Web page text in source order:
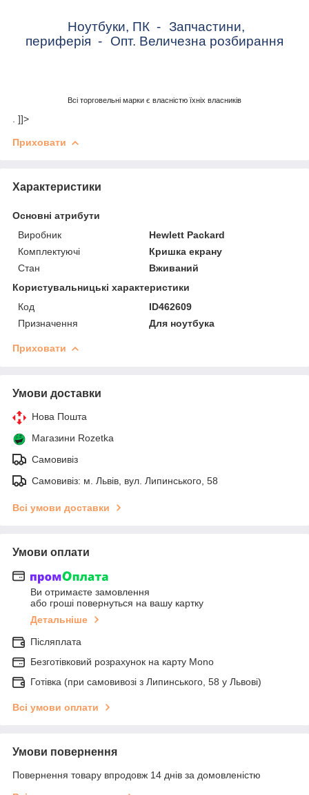
Ноутбуки, ПК - Запчастини,
периферія - Опт. Величезна розбирання
Всі торговельні марки є власністю їхніх власників
. ]]>
Приховати
Характеристики
Основні атрибути
Виробник
Hewlett Packard
Комплектуючі
Кришка екрану
Стан
Вживаний
Користувальницькі характеристики
Код
ID462609
Призначення
Для ноутбука
Приховати
Умови доставки
Нова Пошта
Магазини Rozetka
Самовивіз
Самовивіз: м. Львів, вул. Липинського, 58
Всі умови доставки
Умови оплати
Ви отримаєте замовлення
або гроші повернуться на вашу картку
Детальніше
Післяплата
Безготівковий розрахунок на карту Mono
Готівка (при самовивозі з Липинського, 58 у Львові)
Всі умови оплати
Умови повернення
Повернення товару впродовж 14 днів за домовленістю